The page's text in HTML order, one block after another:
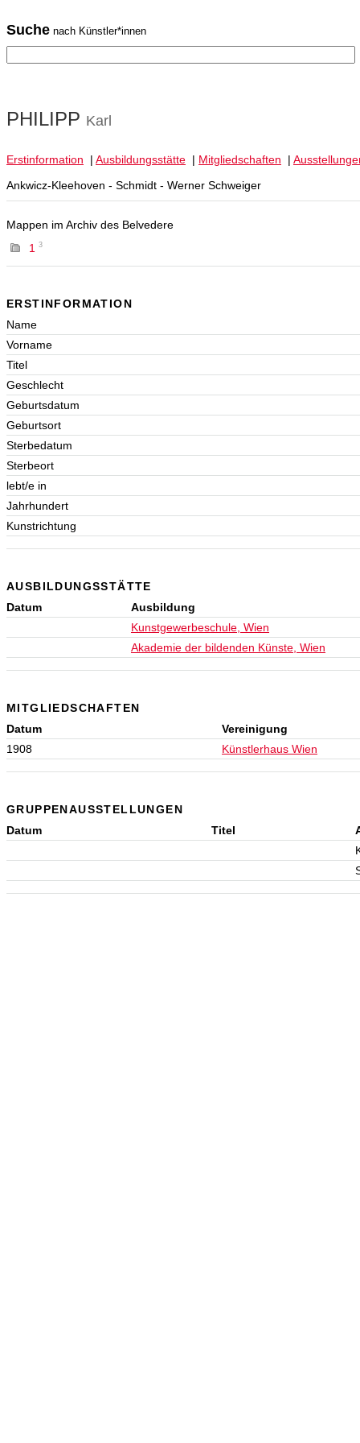
Suche nach Künstler*innen
PHILIPP Karl
Erstinformation | Ausbildungsstätte | Mitgliedschaften |
Ankwicz-Kleehoven - Schmidt - Werner Schweiger
Mappen im Archiv des Belvedere
1
3
ERSTINFORMATION
Name
Vorname
Titel
Geschlecht
Geburtsdatum
Geburtsort
Sterbedatum
Sterbeort
lebt/e in
Jahrhundert
Kunstrichtung
AUSBILDUNGSSTÄTTE
Datum
Ausbildung
Kunstgewerbeschule, Wien
Akademie der bildenden Künste, Wien
MITGLIEDSCHAFTEN
Datum
Vereinigung
1908
Künstlerhaus Wien
GRUPPENAUSSTELLUNGEN
Datum
Titel